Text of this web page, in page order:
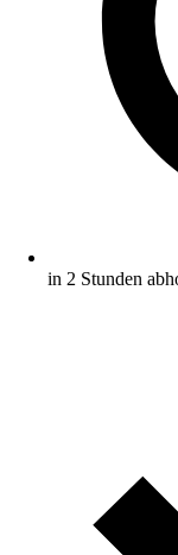
in 2 Stunden